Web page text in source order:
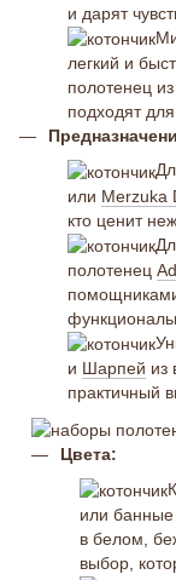
и дарят
легкий и
полотенец
подходят
или Merzuka
кто ценит
полотенец
и Шарпей из
практичный
Цвета:
или
в белом,
выбор,